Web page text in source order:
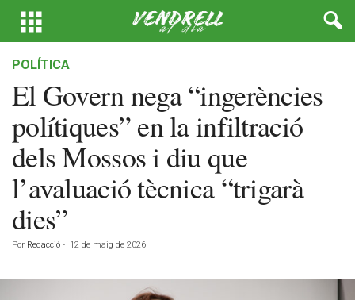
POLÍTICA
El Govern nega “ingerències
polítiques” en la infiltració
dels Mossos i diu que
l’avaluació tècnica “trigarà
dies”
Por Redacció - 12 de maig de 2026